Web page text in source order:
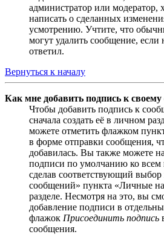
администратор или модератор,
написать о сделанных
усмотрению. Учтите, что
могут удалить сообщение, если
ответил.
Вернуться к началу
Как мне добавить подпись к
Чтобы добавить подпись к
сначала создать её в личном
можете отметить флажком
в форме отправки сообщения,
добавилась. Вы также можете
подписи по умолчанию ко
сделав соответствующий
сообщений» пункта «Личные
разделе. Несмотря на это, вы
добавление подписи в
флажок Присоединить подпись
сообщения.